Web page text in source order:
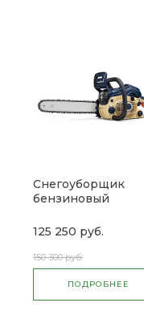
Снегоуборщик
бензиновый
125 250 руб.
150 300 руб.
ПОДРОБНЕЕ